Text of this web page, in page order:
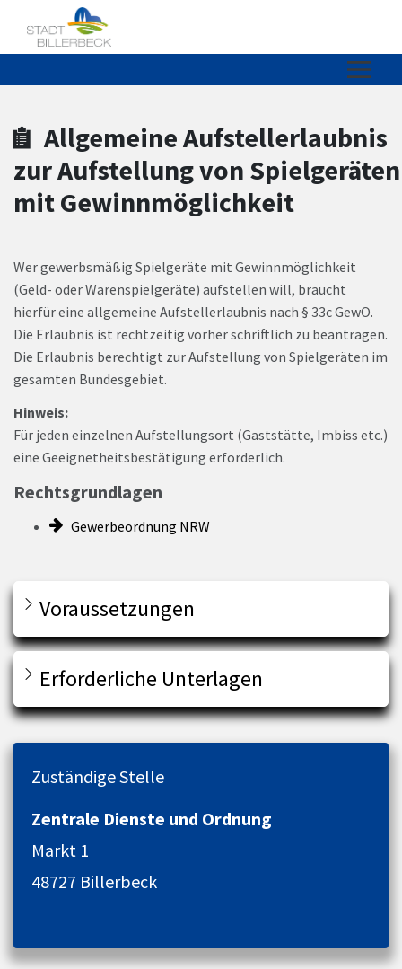
Zum Header
Zum Hauptinhalt
Zum Footer
Zum Hauptinhalt springen
Allgemeine Aufstellerlaubnis
zur Aufstellung von Spielgeräten
mit Gewinnmöglichkeit
Wer gewerbsmäßig Spielgeräte mit Gewinnmöglichkeit
(Geld- oder Warenspielgeräte) aufstellen will, braucht
hierfür eine allgemeine Aufstellerlaubnis nach § 33c GewO.
Die Erlaubnis ist rechtzeitig vorher schriftlich zu beantragen.
Die Erlaubnis berechtigt zur Aufstellung von Spielgeräten im
gesamten Bundesgebiet.
Hinweis:
Für jeden einzelnen Aufstellungsort (Gaststätte, Imbiss etc.)
eine Geeignetheitsbestätigung erforderlich.
Rechtsgrundlagen
Gewerbeordnung NRW
Voraussetzungen
Erforderliche Unterlagen
Zuständige Stelle
Zentrale Dienste und Ordnung
Markt 1
48727 Billerbeck